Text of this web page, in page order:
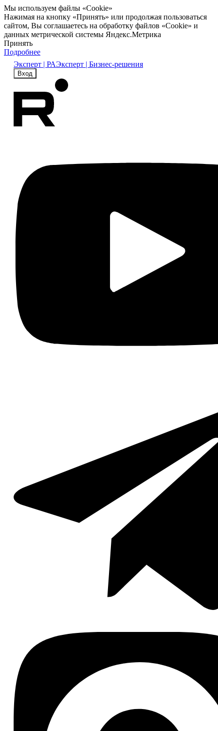
Мы используем файлы «Cookie»
Нажимая на кнопку «Принять» или продолжая пользоваться
сайтом, Вы соглашаетесь на обработку файлов «Cookie» и
данных метрической системы Яндекс.Метрика
Принять
Подробнее
Эксперт | РАЭксперт | Бизнес-решения
Вход